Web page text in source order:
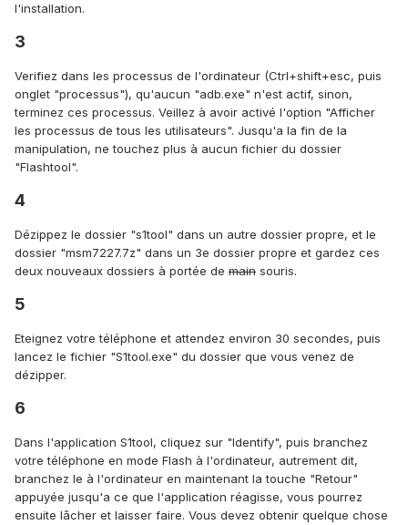
l'installation.
3
Verifiez dans les processus de l'ordinateur (Ctrl+shift+esc, puis
onglet "processus"), qu'aucun "adb.exe" n'est actif, sinon,
terminez ces processus. Veillez à avoir activé l'option "Afficher
les processus de tous les utilisateurs". Jusqu'a la fin de la
manipulation, ne touchez plus à aucun fichier du dossier
"Flashtool".
4
Dézippez le dossier "s1tool" dans un autre dossier propre, et le
dossier "msm7227.7z" dans un 3e dossier propre et gardez ces
deux nouveaux dossiers à portée de main souris.
5
Eteignez votre téléphone et attendez environ 30 secondes, puis
lancez le fichier "S1tool.exe" du dossier que vous venez de
dézipper.
6
Dans l'application S1tool, cliquez sur "Identify", puis branchez
votre téléphone en mode Flash à l'ordinateur, autrement dit,
branchez le à l'ordinateur en maintenant la touche "Retour"
appuyée jusqu'a ce que l'application réagisse, vous pourrez
ensuite lâcher et laisser faire. Vous devez obtenir quelque chose